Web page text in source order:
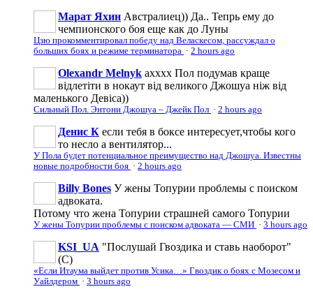
Марат Яхин Австралиец)) Да.. Тепрь ему до
чемпионского боя еще как до Луны
Цзю прокомментировал победу над Веласкесом, рассуждал о
больших боях и режиме терминатора · 2 hours ago
Olexandr Melnyk ахххх Пол подумав краще
відлетіти в нокаут від великого Джошуа ніж від
маленького Девіса))
Сильный Пол. Энтони Джошуа – Джейк Пол · 2 hours ago
Денис К если тебя в боксе интересует,чтобы кого
то несло а вентилятор...
У Пола будет потенциальное преимущество над Джошуа. Известны
новые подробности боя · 2 hours ago
Billy Bones У жены Топурии проблемы с поиском
адвоката.
Потому что жена Топурии страшней самого Топурии
У жены Топурии проблемы с поиском адвоката — СМИ · 3 hours ago
KSI_UA "Послушай Гвоздика и ставь наоборот"
(С)
«Если Итаума выйдет против Усика…» Гвоздик о боях с Мозесом и
Уайлдером · 3 hours ago